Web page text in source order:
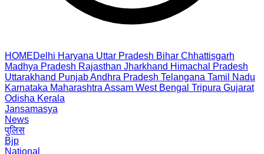
HOMEDelhi Haryana Uttar Pradesh Bihar Chhattisgarh
Madhya Pradesh Rajasthan Jharkhand Himachal Pradesh
Uttarakhand PunjabAndhra Pradesh Telangana Tamil Nadu
Karnataka Maharashtra Assam West Bengal Tripura Gujarat
Odisha Kerala
Jansamasya
News
पुलिस
Bjp
National